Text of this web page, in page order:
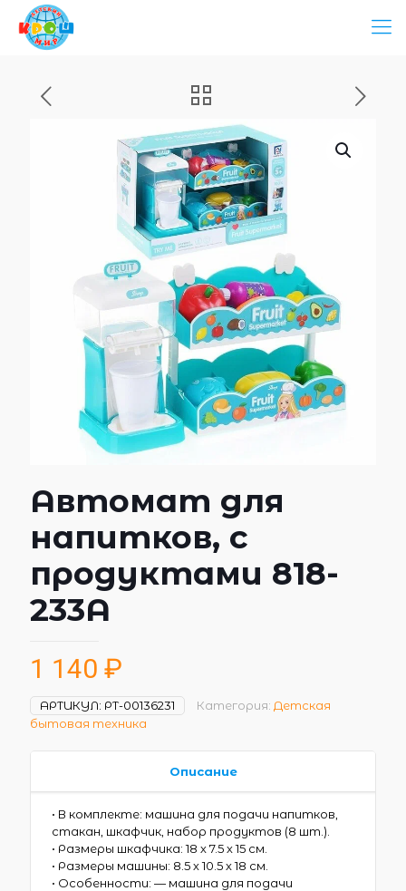
Автомат для
напитков, с
продуктами 818-
233A
1 140 ₽
АРТИКУЛ: РТ-00136231 Категория: Детская
бытовая техника
Описание
• В комплекте: машина для подачи напитков,
стакан, шкафчик, набор продуктов (8 шт.).
• Размеры шкафчика: 18 х 7.5 х 15 см.
• Размеры машины: 8.5 х 10.5 х 18 см.
• Особенности: — машина для подачи